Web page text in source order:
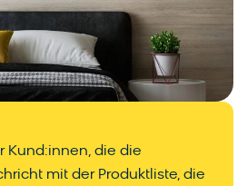
Kund:innen, die die
mit der Produktliste, die